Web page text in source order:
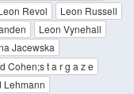
Revol
Leon Russell
Leon Vynehall
Jacewska
Cohen;s t a r g a z e
Lehmann